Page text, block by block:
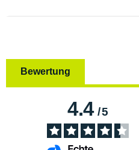
Bewertung
4.4/5